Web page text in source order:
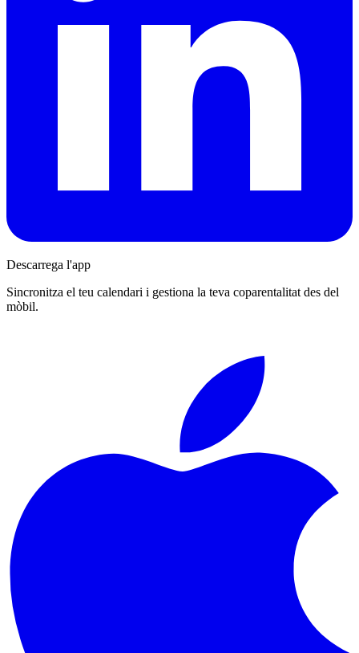
Descarrega l'app
Sincronitza el teu calendari i gestiona la teva coparentalitat des del
mòbil.